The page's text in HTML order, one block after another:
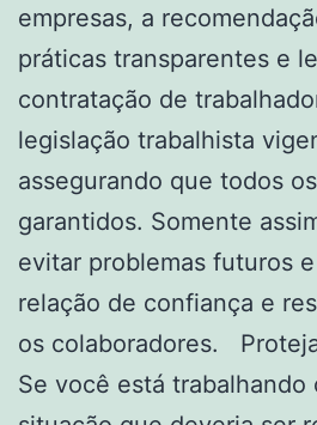
empresas, a
práticas transparentes e
contratação de
legislação trabalhista
assegurando que todos
garantidos. Somente
evitar problemas futuros
relação de confiança e
os colaboradores.
Se você está trabalhando